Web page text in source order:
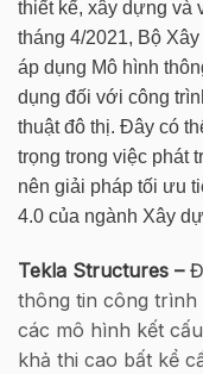
thiết kế, xây dựng và
tháng 4/2021, Bộ
áp dụng Mô hình
dụng đối với công
thuật đô thị. Đây có
trọng trong việc phát
nên giải pháp tối ưu
4.0 của ngành Xây
Tekla Structures –
thông tin công
các mô hình kết
khả thi cao bất kể